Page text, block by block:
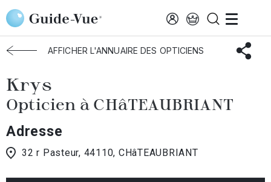
Aller au contenu principal
Accueil Choisir mon opticien Chateaubriant Krys
AFFICHER L'ANNUAIRE DES OPTICIENS
Krys
Opticien à CHâTEAUBRIANT
Adresse
32 r Pasteur, 44110, CHâTEAUBRIANT